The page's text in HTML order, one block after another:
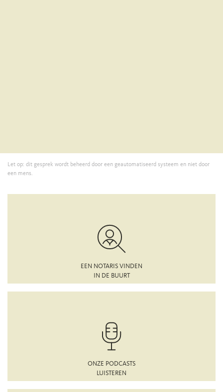
Let op: dit gesprek wordt beheerd door een geautomatiseerd systeem en niet door
een mens.
EEN NOTARIS VINDEN
IN DE BUURT
ONZE PODCASTS
LUISTEREN